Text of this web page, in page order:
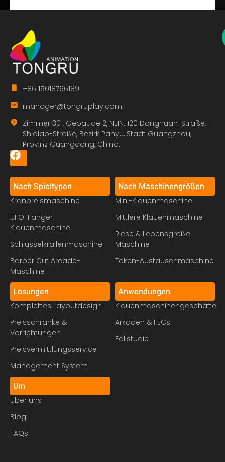
+86 15018766189
manager@tongruplay.com
Zimmer 301, Gebäude 2, NEIN. 120 Donghuan-Straße,
Shiqiao-Straße, Bezirk Panyu, Stadt Guangzhou,
Provinz Guangdong, China.
Nach Spieltypen
Kranpreismaschine
UFO-Fänger-
Klauenmaschine
Schlüsselkrallenmaschine
Barber Cut Arcade-
Maschine
Nach Maschinengrößen
Mini-Klauenmaschine
Mittlere Klauenmaschine
Riese & Lebensgroße
Maschine
Token-Austauschmaschine
Lösungen
Komplettes Layoutdesign
Preisschränke &
Vorrichtungen
Preisvermittlungsservice
Management System
Anwendungen
Klauenmaschinengeschäfte
Arkaden & FECs
Fallstudie
Um
Über uns
Blog
FAQs